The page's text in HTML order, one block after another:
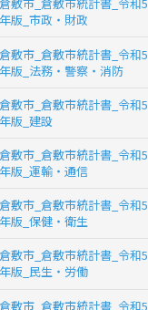
倉敷市_倉敷市統計書_令和5
年版_市政・財政
倉敷市_倉敷市統計書_令和5
年版_法務・警察・消防
倉敷市_倉敷市統計書_令和5
年版_建設
倉敷市_倉敷市統計書_令和5
年版_運輸・通信
倉敷市_倉敷市統計書_令和5
年版_保健・衛生
倉敷市_倉敷市統計書_令和5
年版_民生・労働
倉敷市_倉敷市統計書_令和5